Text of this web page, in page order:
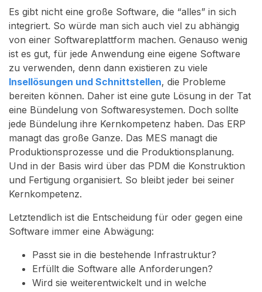
Es gibt nicht eine große Software, die “alles” in sich
integriert. So würde man sich auch viel zu abhängig
von einer Softwareplattform machen. Genauso wenig
ist es gut, für jede Anwendung eine eigene Software
zu verwenden, denn dann existieren zu viele
Insellösungen und Schnittstellen, die Probleme
bereiten können. Daher ist eine gute Lösung in der Tat
eine Bündelung von Softwaresystemen. Doch sollte
jede Bündelung ihre Kernkompetenz haben. Das ERP
managt das große Ganze. Das MES managt die
Produktionsprozesse und die Produktionsplanung.
Und in der Basis wird über das PDM die Konstruktion
und Fertigung organisiert. So bleibt jeder bei seiner
Kernkompetenz.
Letztendlich ist die Entscheidung für oder gegen eine
Software immer eine Abwägung:
Passt sie in die bestehende Infrastruktur?
Erfüllt die Software alle Anforderungen?
Wird sie weiterentwickelt und in welche